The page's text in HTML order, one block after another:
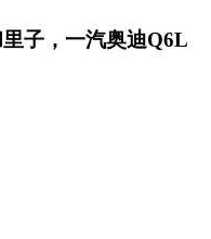
子，一汽奥迪Q6L